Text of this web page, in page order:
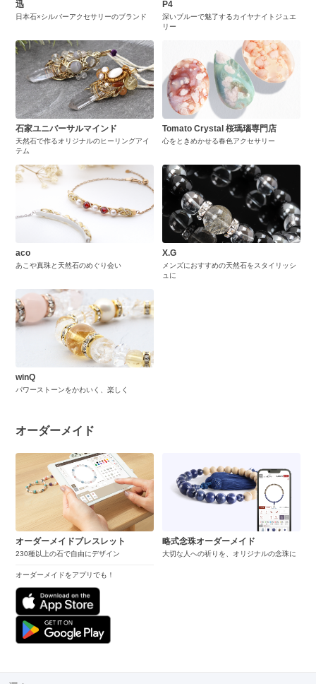
迅
日本石×シルバーアクセサリーのブランド
P4
深いブルーで魅了するカイヤナイトジュエ
リー
石家ユニバーサルマインド
天然石で作るオリジナルのヒーリングアイ
テム
Tomato Crystal 桜瑪瑙専門店
心をときめかせる春色アクセサリー
aco
あこや真珠と天然石のめぐり会い
X.G
メンズにおすすめの天然石をスタイリッシ
ュに
winQ
パワーストーンをかわいく、楽しく
オーダーメイド
オーダーメイドブレスレット
230種以上の石で自由にデザイン
オーダーメイドをアプリでも！
略式念珠オーダーメイド
大切な人への祈りを、オリジナルの念珠に